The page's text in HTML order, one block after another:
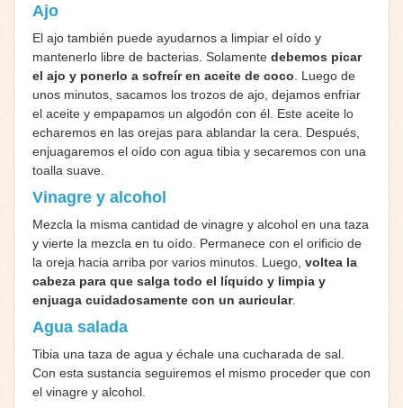
Ajo
El ajo también puede ayudarnos a limpiar el oído y
mantenerlo libre de bacterias. Solamente debemos picar
el ajo y ponerlo a sofreír en aceite de coco . Luego de
unos minutos, sacamos los trozos de ajo, dejamos enfriar
el aceite y empapamos un algodón con él. Este aceite lo
echaremos en las orejas para ablandar la cera. Después,
enjuagaremos el oído con agua tibia y secaremos con una
toalla suave.
Vinagre y alcohol
Mezcla la misma cantidad de vinagre y alcohol en una taza
y vierte la mezcla en tu oído. Permanece con el orificio de
la oreja hacia arriba por varios minutos. Luego, voltea la
cabeza para que salga todo el líquido y limpia y
enjuaga cuidadosamente con un auricular.
Agua salada
Tibia una taza de agua y échale una cucharada de sal.
Con esta sustancia seguiremos el mismo proceder que con
el vinagre y alcohol.